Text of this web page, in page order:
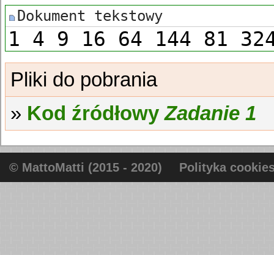
1 4 9 16 64 144 81
Kod źródłowyZadanie 1
© MattoMatti (2015 - 2020) Polityka